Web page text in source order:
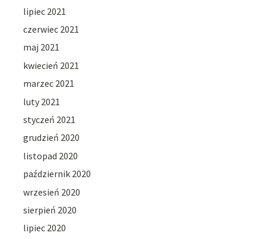
lipiec 2021
czerwiec 2021
maj 2021
kwiecień 2021
marzec 2021
luty 2021
styczeń 2021
grudzień 2020
listopad 2020
październik 2020
wrzesień 2020
sierpień 2020
lipiec 2020